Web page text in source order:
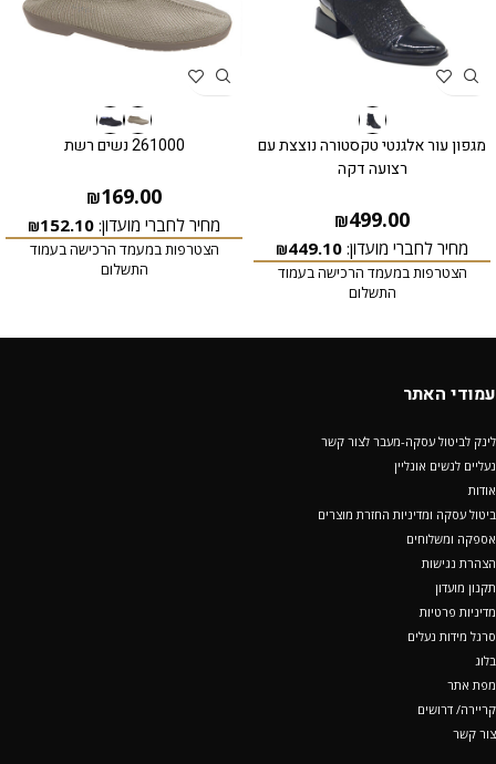
מגפון עור אלגנטי טקסטורה נוצצת עם
רצועה דקה
₪499.00
מחיר לחברי מועדון: ₪449.10
הצטרפות במעמד הרכישה בעמוד
התשלום
261000 נשים רשת
₪169.00
מחיר לחברי מועדון: ₪152.10
הצטרפות במעמד הרכישה בעמוד
התשלום
עמודי האתר
לינק לביטול עסקה-מעבר לצור קשר
נעליים לנשים אונליין
אודות
ביטול עסקה ומדיניות החזרת מוצרים
אספקה ומשלוחים
הצהרת נגישות
תקנון מועדון
מדיניות פרטיות
סרגל מידות נעלים
בלוג
מפת אתר
קריירה/ דרושים
צור קשר